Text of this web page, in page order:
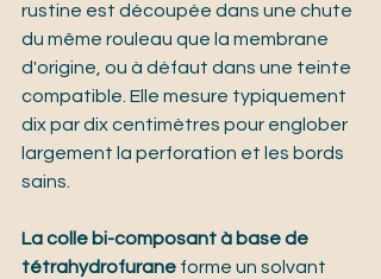
rustine est découpée dans une chute
du même rouleau que la membrane
d'origine, ou à défaut dans une teinte
compatible. Elle mesure typiquement
dix par dix centimètres pour englober
largement la perforation et les bords
sains.
La colle bi-composant à base de
tétrahydrofurane forme un solvant